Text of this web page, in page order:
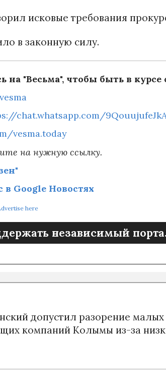
исковые требования
в законную силу.
на "Весьма", чтобы быть в
chat.whatsapp.com/
vesma.today
на нужную ссылку.
Google Новостях
here
независимый
допустил разорение
компаний Колымы из-за